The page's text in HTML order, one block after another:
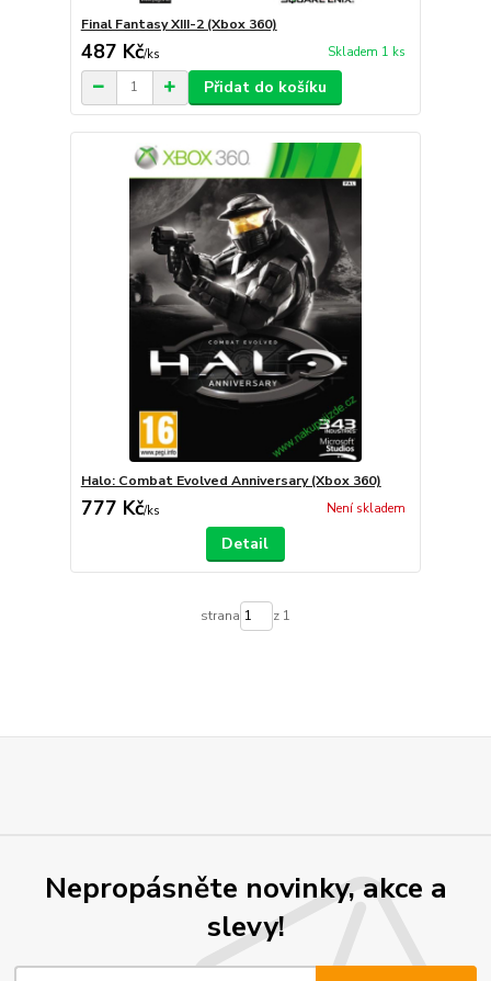
Final Fantasy XIII-2 (Xbox 360)
487 Kč/ks Skladem 1 ks
Přidat do košíku
Halo: Combat Evolved Anniversary (Xbox 360)
777 Kč/ks Není skladem
Detail
strana z 1
Nepropásněte novinky, akce a
slevy!